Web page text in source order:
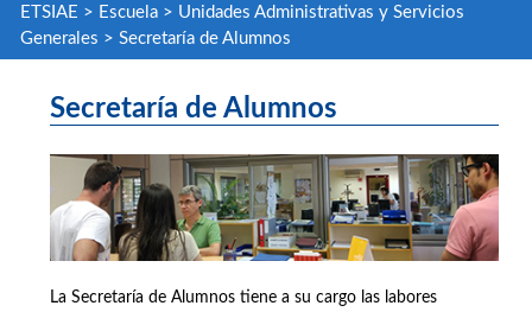
ETSIAE > Escuela> Unidades Administrativas y Servicios
Generales > Secretaría de Alumnos
Secretaría de Alumnos
La Secretaría de Alumnos tiene a su cargo las labores